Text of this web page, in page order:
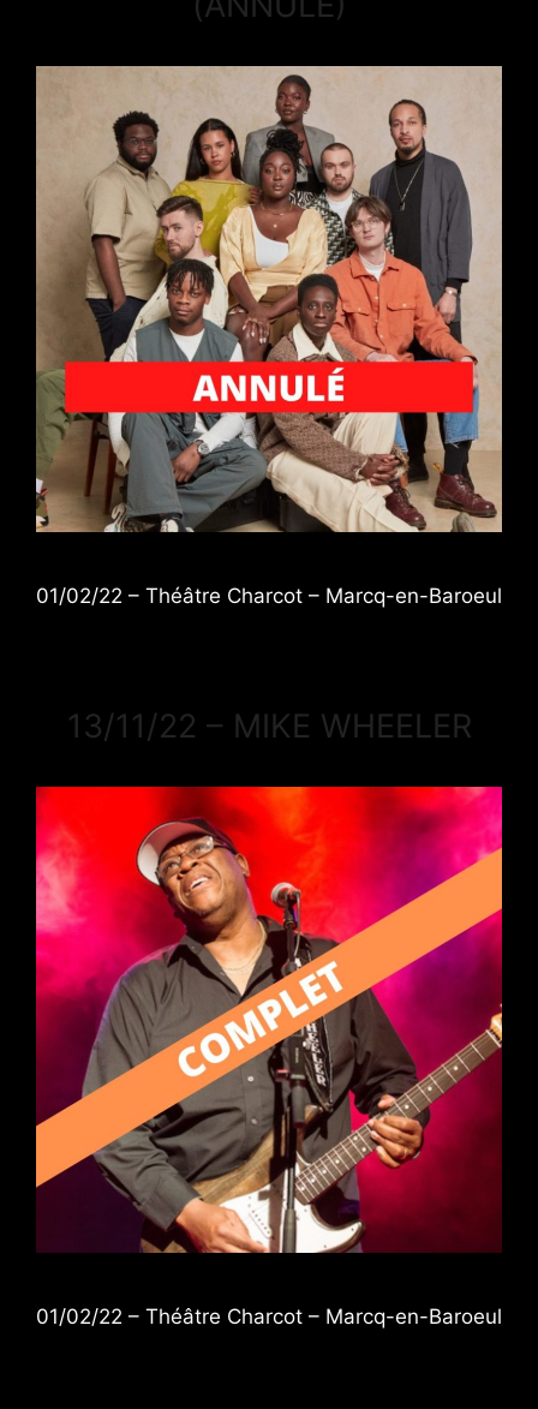
01/02/22 – Théâtre Charcot – Marcq-en-Baroeul
13/11/22 – MIKE WHEELER
01/02/22 – Théâtre Charcot – Marcq-en-Baroeul